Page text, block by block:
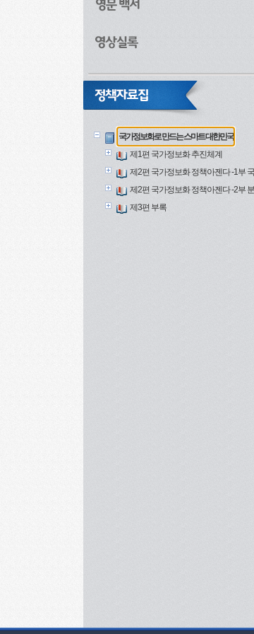
국가정보화로 만드는 스마트 대한민국
제1편 국가정보화 추진체계
제2편 국가정보화 정책아젠다 -1부
제2편 국가정보화 정책아젠다 -2부
제3편 부록